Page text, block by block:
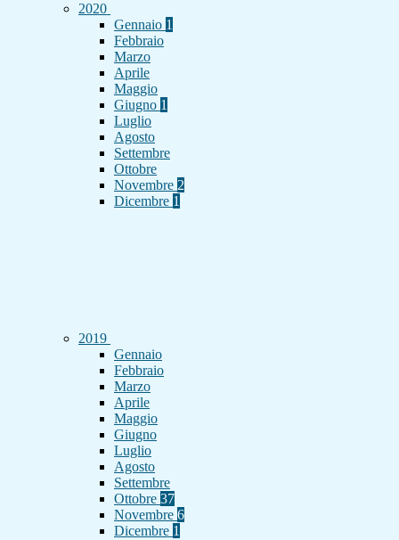
2020
Gennaio 1
Febbraio
Marzo
Aprile
Maggio
Giugno 1
Luglio
Agosto
Settembre
Ottobre
Novembre 2
Dicembre 1
2019
Gennaio
Febbraio
Marzo
Aprile
Maggio
Giugno
Luglio
Agosto
Settembre
Ottobre 37
Novembre 6
Dicembre 1